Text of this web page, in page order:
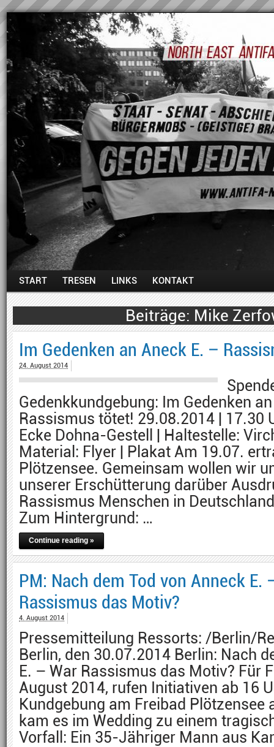
START TRESEN LINKS KONTAKT
Mike
Im Gedenken an Aneck E. –
24. August 2014
Gedenkkundgebung: Im Gedenken
Rassismus tötet! 29.08.2014 | 17.30
Ecke Dohna-Gestell | Haltestelle:
Material: Flyer | Plakat Am 19.07.
Plötzensee. Gemeinsam wollen wir
unserer Erschütterung darüber
Rassismus Menschen in
Zum Hintergrund: …
Continue reading »
PM: Nach dem Tod von Anneck E.
Rassismus das Motiv?
4. August 2014
Pressemitteilung Ressorts: /Berlin/
Berlin, den 30.07.2014 Berlin: Nach
E. – War Rassismus das Motiv? Für
August 2014, rufen Initiativen ab 16
Kundgebung am Freibad Plötzensee
kam es im Wedding zu einem
Vorfall: Ein 35-Jähriger Mann aus